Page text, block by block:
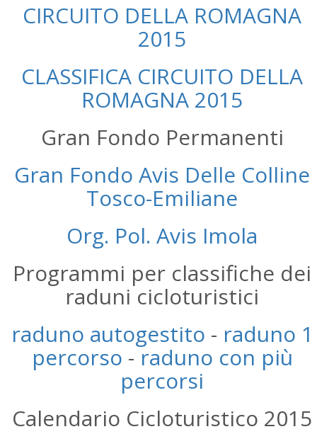
CIRCUITO DELLA ROMAGNA
2015
CLASSIFICA CIRCUITO DELLA
ROMAGNA 2015
Gran Fondo Permanenti
Gran Fondo Avis Delle Colline
Tosco-Emiliane
Org. Pol. Avis Imola
Programmi per classifiche dei
raduni cicloturistici
raduno autogestito - raduno 1
percorso - raduno con più
percorsi
Calendario Cicloturistico 2015